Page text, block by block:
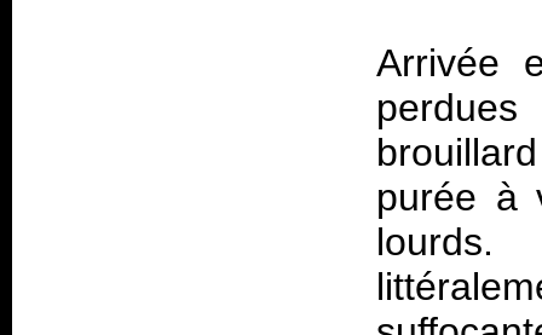
Arrivée
purée à